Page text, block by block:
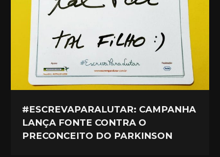
#ESCREVAPARALUTAR: CAMPANHA
LANÇA FONTE CONTRA O
PRECONCEITO DO PARKINSON